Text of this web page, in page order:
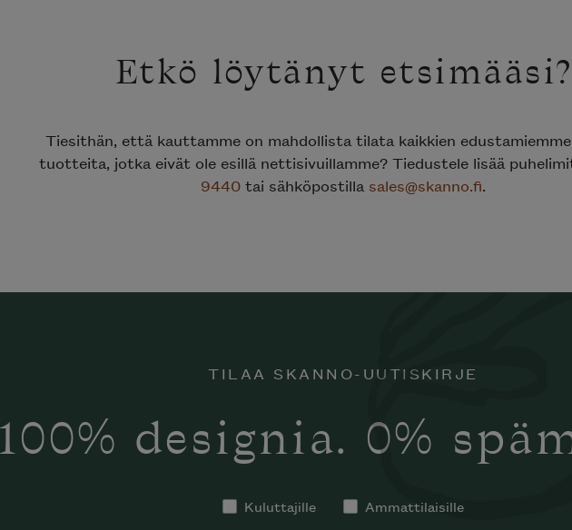
Etkö löytänyt etsimääsi?
Tiesithän, että kauttamme on mahdollista tilata kaikkien
tuotteita, jotka eivät ole esillä nettisivuillamme? Tiedustele lisää
9440 tai sähköpostilla sales@skanno.fi.
TILAA SKANNO-UUTISKIRJE
100% designia. 0%
Kuluttajille Ammattilaisille